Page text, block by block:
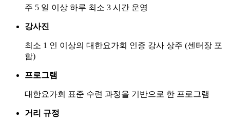
주 5 일 이상 하루 최소 3 시간 운영
강사진
최소 1 인 이상의 대한요가회 인증 강사 상주 (센터장 포
함)
프로그램
대한요가회 표준 수련 과정을 기반으로 한 프로그램
거리 규정